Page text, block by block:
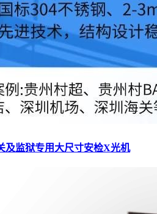
及监狱专用大尺寸安检X光机